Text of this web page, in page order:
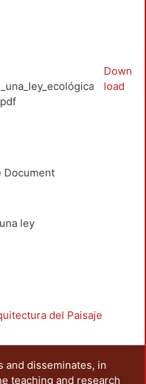
Document
ley
Down
load
del Paisaje
disseminates, in
teaching and research